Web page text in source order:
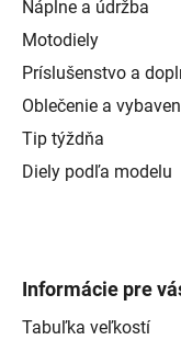
Náplne a údržba
Motodiely
Príslušenstvo a
Oblečenie a
Tip týždňa
Diely podľa modelu
Informácie pre
Tabuľka veľkostí